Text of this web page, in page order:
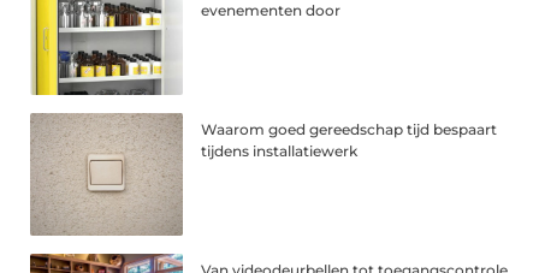
evenementen door
Waarom goed gereedschap tijd bespaart
tijdens installatiewerk